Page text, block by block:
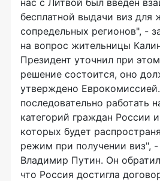
нас с Литвой был введен
бесплатной выдачи виз для
сопредельных регионов", -
на вопрос жительницы
Президент уточнил при
решение состоится, оно
утверждено
последовательно работать
категорий граждан России
которых будет
режим при получении виз",
Владимир Путин. Он
что Россия достигла